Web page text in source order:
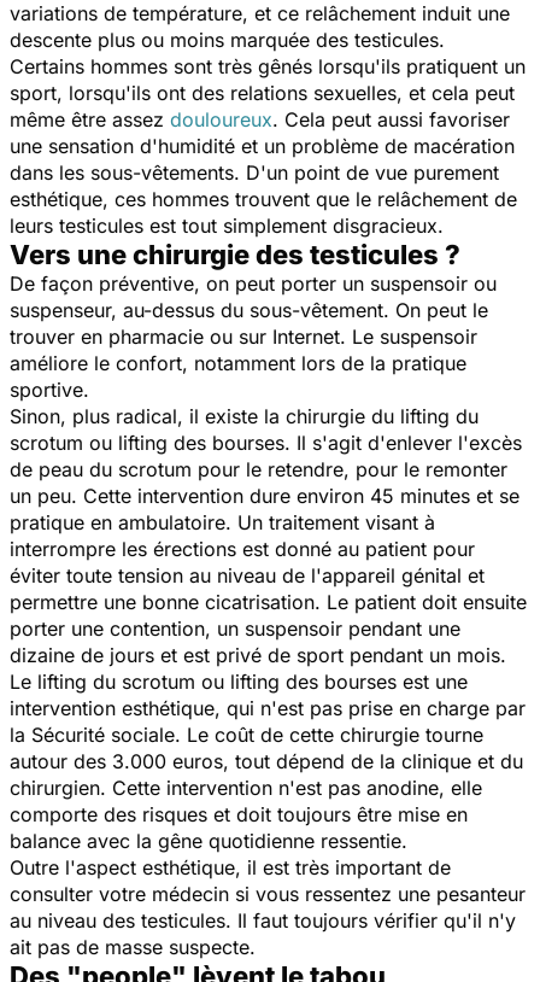
variations de température, et ce relâchement induit une
descente plus ou moins marquée des testicules.
Certains hommes sont très gênés lorsqu'ils pratiquent un
sport, lorsqu'ils ont des relations sexuelles, et cela peut
même être assez douloureux. Cela peut aussi favoriser
une sensation d'humidité et un problème de macération
dans les sous-vêtements. D'un point de vue purement
esthétique, ces hommes trouvent que le relâchement de
leurs testicules est tout simplement disgracieux.
Vers une chirurgie des testicules ?
De façon préventive, on peut porter un suspensoir ou
suspenseur, au-dessus du sous-vêtement. On peut le
trouver en pharmacie ou sur Internet. Le suspensoir
améliore le confort, notamment lors de la pratique
sportive.
Sinon, plus radical, il existe la chirurgie du lifting du
scrotum ou lifting des bourses. Il s'agit d'enlever l'excès
de peau du scrotum pour le retendre, pour le remonter
un peu. Cette intervention dure environ 45 minutes et se
pratique en ambulatoire. Un traitement visant à
interrompre les érections est donné au patient pour
éviter toute tension au niveau de l'appareil génital et
permettre une bonne cicatrisation. Le patient doit ensuite
porter une contention, un suspensoir pendant une
dizaine de jours et est privé de sport pendant un mois.
Le lifting du scrotum ou lifting des bourses est une
intervention esthétique, qui n'est pas prise en charge par
la Sécurité sociale. Le coût de cette chirurgie tourne
autour des 3.000 euros, tout dépend de la clinique et du
chirurgien. Cette intervention n'est pas anodine, elle
comporte des risques et doit toujours être mise en
balance avec la gêne quotidienne ressentie.
Outre l'aspect esthétique, il est très important de
consulter votre médecin si vous ressentez une pesanteur
au niveau des testicules. Il faut toujours vérifier qu'il n'y
ait pas de masse suspecte.